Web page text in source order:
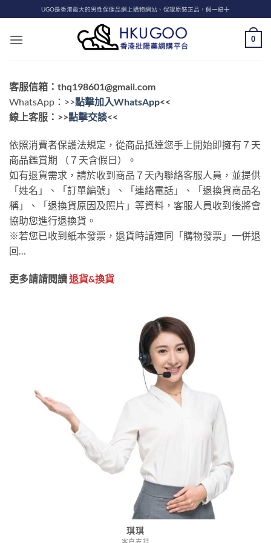
to
content
UGO是香港最大的男性保健品網上購物網站、保證原裝正品，假一賠十
0
客服信箱： thq198601@gmail.com
WhatsApp：>>點擊加入​WhatsApp<<
線上客服：>>點擊交談<<
依照消費者保護法規定，從商品抵達您手上開始即擁有７天
商品鑑賞期 （７天含假日）。
如有退貨需求，請於收到商品７天內聯絡客服人員，並提供
「姓名」、「訂單編號」、「連絡電話」、「退換貨商品名
稱」、「退換貨原因及照片」等資料，客服人員收到後將會
協助您進行退換貨。
※若您已收到紙本發票，退貨時請連同「購物發票」一併退
回…
更多請請閱讀退貨&換貨
琪琪
客户支持